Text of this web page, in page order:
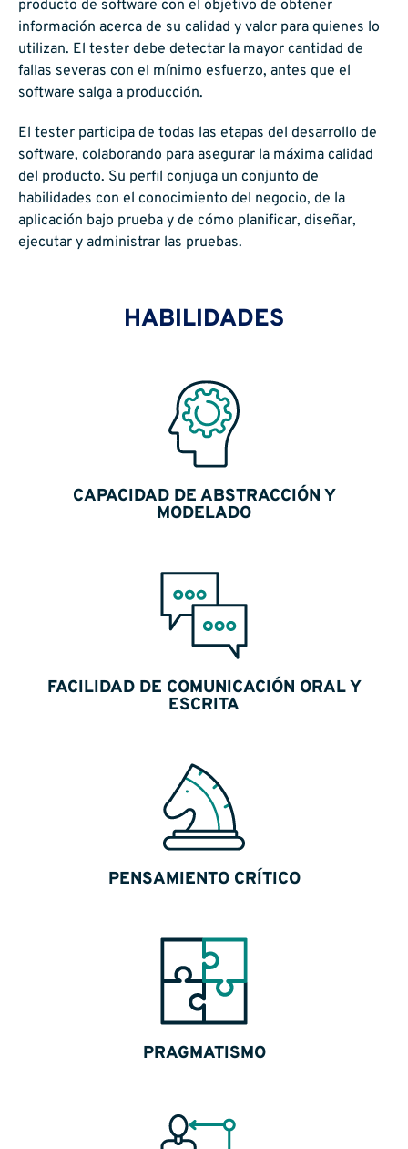
producto de software con el objetivo de obtener
información acerca de su calidad y valor para quienes lo
utilizan. El tester debe detectar la mayor cantidad de
fallas severas con el mínimo esfuerzo, antes que el
software salga a producción.
El tester participa de todas las etapas del desarrollo de
software, colaborando para asegurar la máxima calidad
del producto. Su perfil conjuga un conjunto de
habilidades con el conocimiento del negocio, de la
aplicación bajo prueba y de cómo planificar, diseñar,
ejecutar y administrar las pruebas.
HABILIDADES
CAPACIDAD DE ABSTRACCIÓN Y
MODELADO
FACILIDAD DE COMUNICACIÓN ORAL Y
ESCRITA
PENSAMIENTO CRÍTICO
PRAGMATISMO